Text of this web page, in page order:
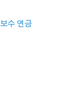
수 연금